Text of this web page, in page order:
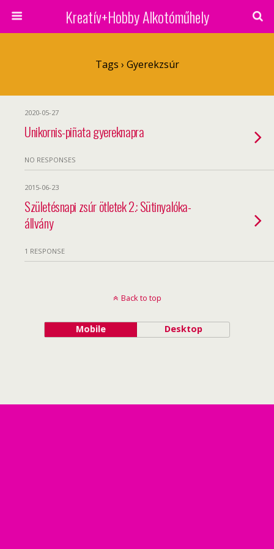
Kreatív+Hobby Alkotóműhely
Tags › Gyerekzsúr
2020-05-27
Unikornis-piñata gyereknapra
NO RESPONSES
2015-06-23
Születésnapi zsúr ötletek 2.: Sütinyalóka-
állvány
1 RESPONSE
Back to top
Mobile Desktop